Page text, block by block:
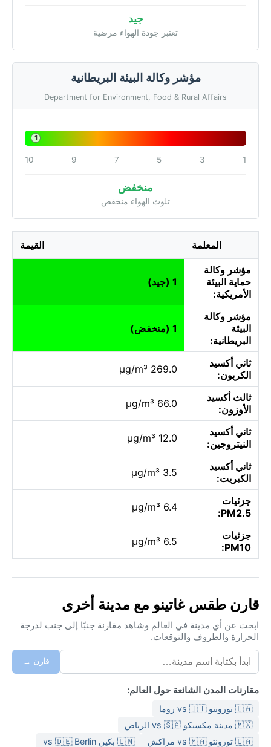
جيد
تعتبر جودة الهواء مرضية
مؤشر وكالة البيئة البريطانية
Department for Environment, Food & Rural Affairs
1
1
3
5
7
9
10
منخفض
تلوث الهواء منخفض
المعلمة القيمة
مؤشر وكالة
حماية البيئة
الأمريكية:
1 (جيد)
مؤشر وكالة
البيئة
البريطانية:
1 (منخفض)
ثاني أكسيد
الكربون:
269.0 µg/m³
ثالث أكسيد
الأوزون:
66.0 µg/m³
ثاني أكسيد
النيتروجين:
12.0 µg/m³
ثاني أكسيد
الكبريت:
3.5 µg/m³
جزئيات
PM2.5:
6.4 µg/m³
جزئيات
PM10:
6.5 µg/m³
قارن طقس غاتينو مع مدينة أخرى
ابحث عن أي مدينة في العالم وشاهد مقارنة جنبًا إلى جنب لدرجة
الحرارة والظروف والتوقعات.
قارن →
مقارنات المدن الشائعة حول العالم:
🇨🇦 تورونتو vs 🇮🇹 روما
🇲🇽 مدينة مكسيكو vs 🇸🇦 الرياض
🇨🇦 تورونتو vs 🇲🇦 مراكش
🇨🇳 بكين vs 🇩🇪 Berlin